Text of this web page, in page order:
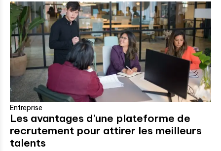
Entreprise
Les avantages d’une plateforme de
recrutement pour attirer les meilleurs
talents